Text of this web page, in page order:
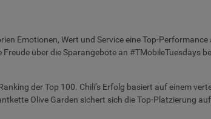
Emotionen, Wert und Service eine Top-
über die Sparangebote an #TMobileTuesdays
der Top 100. Chili’s Erfolg basiert auf einem
Olive Garden sichert sich die Top-Platzierung